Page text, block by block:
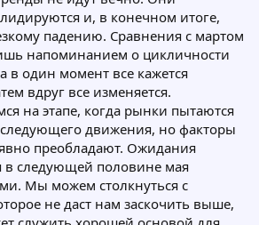
и, в конечном итоге,
падению. Сравнения с мартом
напоминанием о цикличности
в один момент все кажется
вдруг все изменяется.
на этапе, когда рынки пытаются
движения, но факторы
преобладают. Ожидания
в следующей половине мая
Мы можем столкнуться с
не даст нам заскочить выше,